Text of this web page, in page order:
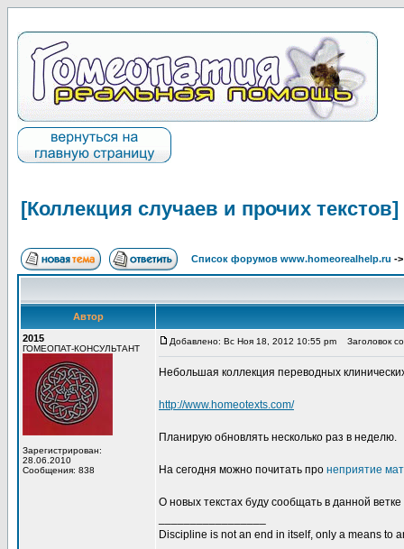
[Коллекция случаев и прочих текстов]
Список форумов www.homeorealhelp.ru -
Автор
2015
ГОМЕОПАТ-КОНСУЛЬТАНТ
Зарегистрирован:
28.06.2010
Сообщения: 838
Добавлено: Вс Ноя 18, 2012 10:55 pm Заголовок
Небольшая коллекция переводных
http://www.homeotexts.com/
Планирую обновлять несколько раз в неделю.
На сегодня можно почитать про неприятие
О новых текстах буду сообщать в данной
Discipline is not an end in itself, only a means to